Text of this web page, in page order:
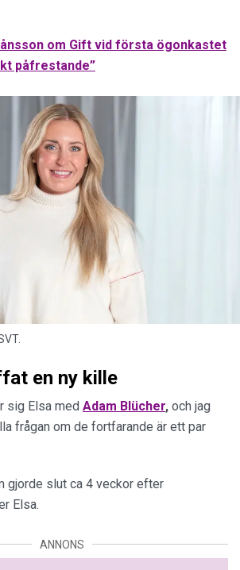
om Gift vid första ögonkastet
påfrestande”
en ny kille
sig Elsa med Adam Blücher, och jag
frågan om de fortfarande är ett par
gjorde slut ca 4 veckor efter
Elsa.
ANNONS